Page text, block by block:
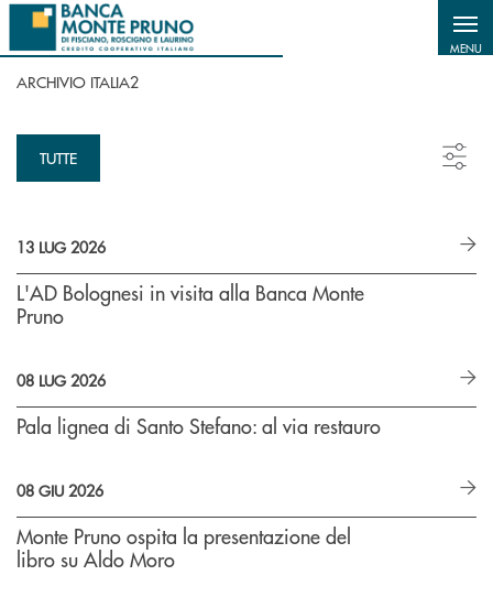
Salta al contenuto principale
MENU
ARCHIVIO ITALIA2
TUTTE
13 LUG 2026
L'AD Bolognesi in visita alla Banca Monte
Pruno
08 LUG 2026
Pala lignea di Santo Stefano: al via restauro
08 GIU 2026
Monte Pruno ospita la presentazione del
libro su Aldo Moro